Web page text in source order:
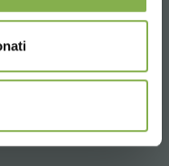
entrega